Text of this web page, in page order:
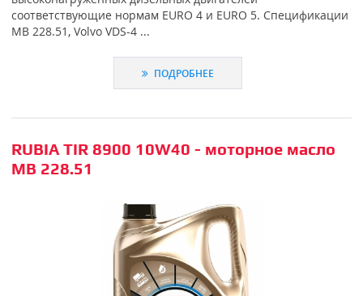
соответствующие нормам EURO 4 и EURO 5. Спецификации
MB 228.51, Volvo VDS-4 ...
ПОДРОБНЕЕ
RUBIA TIR 8900 10W40 - моторное масло
MB 228.51